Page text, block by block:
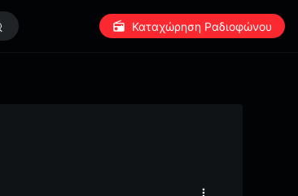
Καταχώρηση Ραδιοφώνου